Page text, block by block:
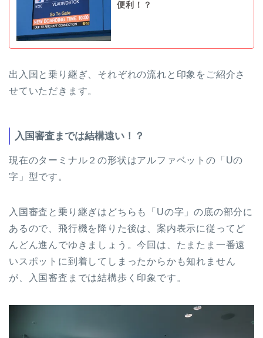
便利！？
出入国と乗り継ぎ、それぞれの流れと印象をご紹介さ
せていただきます。
入国審査までは結構遠い！？
現在のターミナル２の形状はアルファベットの「Uの
字」型です。
入国審査と乗り継ぎはどちらも「Uの字」の底の部分に
あるので、飛行機を降りた後は、案内表示に従ってど
んどん進んでゆきましょう。今回は、たまたま一番遠
いスポットに到着してしまったからかも知れません
が、入国審査までは結構歩く印象です。